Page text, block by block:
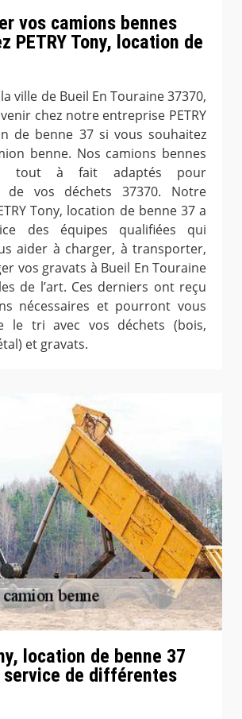
vos camions bennes
PETRY Tony, location de
ville de Bueil En Touraine 37370,
chez notre entreprise PETRY
de benne 37 si vous souhaitez
benne. Nos camions bennes
tout à fait adaptés pour
de vos déchets 37370. Notre
Tony, location de benne 37 a
des équipes qualifiées qui
aider à charger, à transporter,
vos gravats à Bueil En Touraine
de l’art. Ces derniers ont reçu
nécessaires et pourront vous
le tri avec vos déchets (bois,
et gravats.
location de benne 37
service de différentes